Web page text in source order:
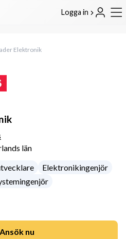
Logga in
Elektronik
län
Elektronikingenjör
Ansök nu